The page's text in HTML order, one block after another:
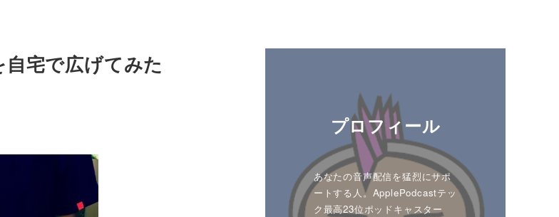
宅で広げてみた
プロフィール
あなたの音声配信を猛烈にサポ
ートする人。ApplePodcastテッ
ク最高23位ポッドキャスター